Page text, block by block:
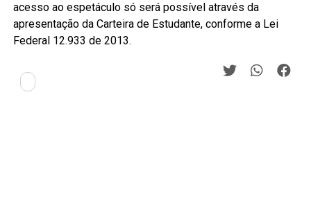
acesso ao espetáculo só será possível através da
apresentação da Carteira de Estudante, conforme a Lei
Federal 12.933 de 2013.